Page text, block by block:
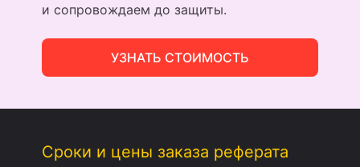
и сопровождаем до защиты.
УЗНАТЬ СТОИМОСТЬ
Сроки и цены заказа реферата